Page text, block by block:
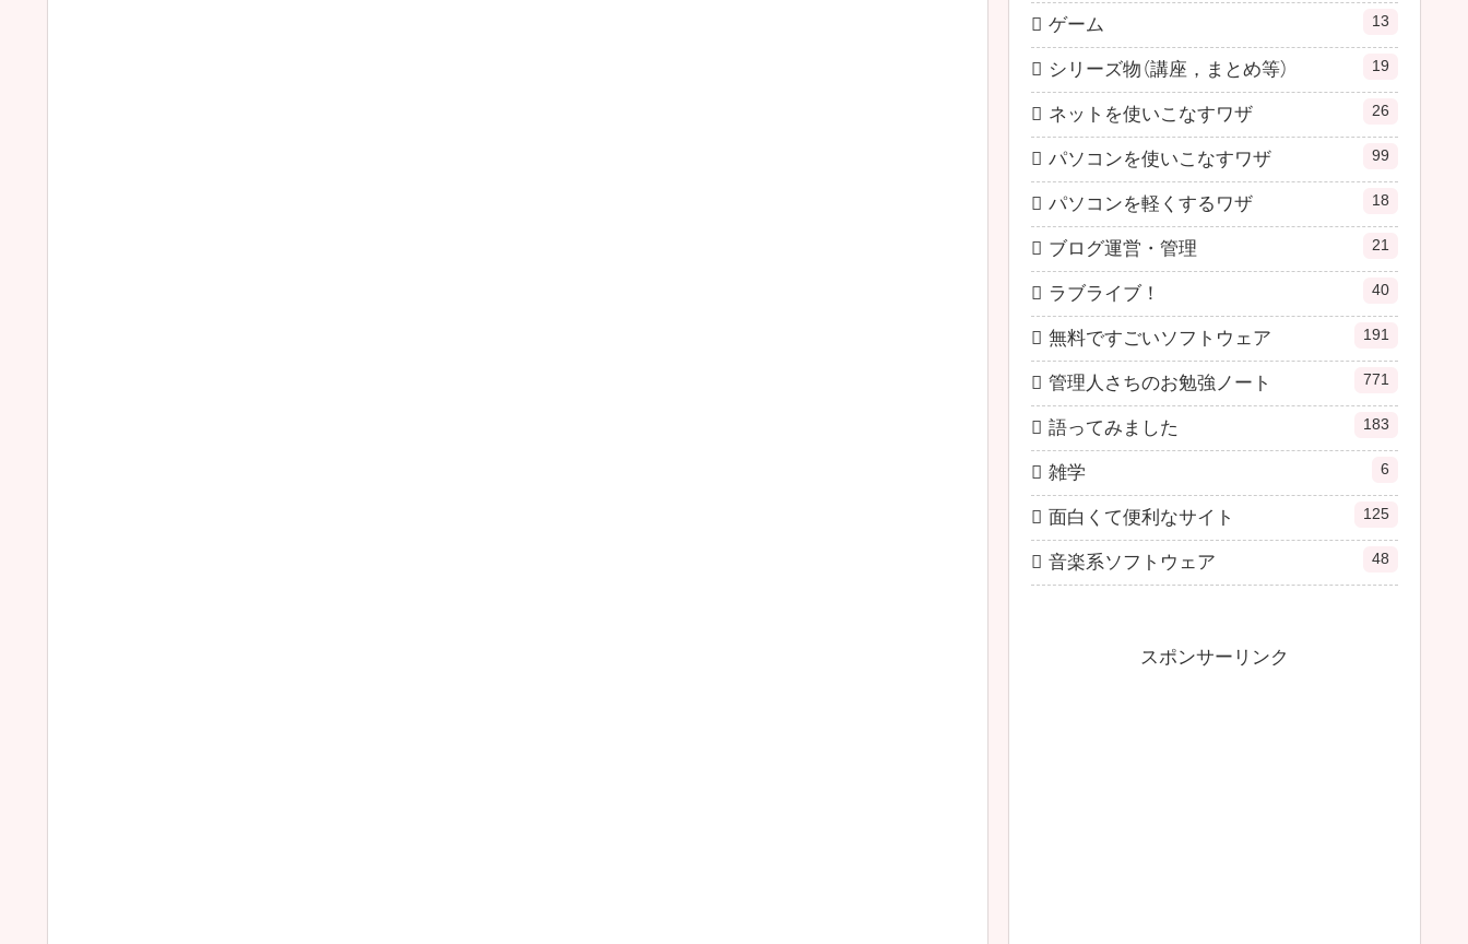
ゲーム 13
シリーズ物（講座，まとめ等） 19
ネットを使いこなすワザ 26
パソコンを使いこなすワザ 99
パソコンを軽くするワザ 18
ブログ運営・管理 21
ラブライブ！ 40
無料ですごいソフトウェア 191
管理人さちのお勉強ノート 771
語ってみました 183
雑学 6
面白くて便利なサイト 125
音楽系ソフトウェア 48
スポンサーリンク